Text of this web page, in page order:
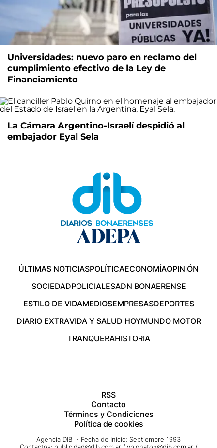
Universidades: nuevo paro en reclamo del
cumplimiento efectivo de la Ley de
Financiamiento
La Cámara Argentino-Israelí despidió al
embajador Eyal Sela
ÚLTIMAS NOTICIASPOLÍTICAECONOMÍAOPINIÓN
SOCIEDADPOLICIALESADN BONAERENSE
ESTILO DE VIDAMEDIOSEMPRESASDEPORTES
DIARIO EXTRAVIDA Y SALUD HOYMUNDO MOTOR
TRANQUERAHISTORIA
RSS
Contacto
Términos y Condiciones
Política de cookies
Agencia DIB - Fecha de Inicio: Septiembre 1993